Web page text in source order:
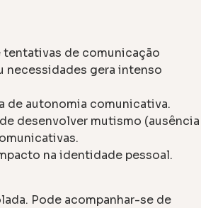
de comunicação
necessidades gera intenso
de autonomia comunicativa.
desenvolver mutismo (ausência
na identidade pessoal.
Pode acompanhar-se de